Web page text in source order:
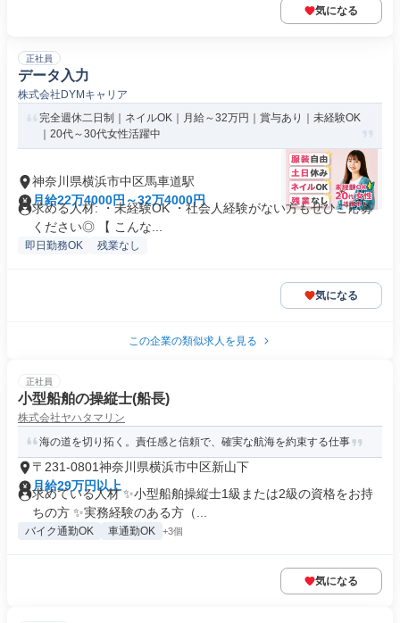
気になる
正社員
データ入力
株式会社DYMキャリア
完全週休二日制｜ネイルOK｜月給～32万円｜賞与あり｜未経験OK
｜20代～30代女性活躍中
神奈川県横浜市中区馬車道駅
月給22万4000円～32万4000円
求める人材: ・未経験OK ・社会人経験がない方もぜひご応募
ください◎ 【 こんな...
即日勤務OK 残業なし
気になる
この企業の類似求人を見る
正社員
小型船舶の操縦士(船長)
株式会社ヤハタマリン
海の道を切り拓く。責任感と信頼で、確実な航海を約束する仕事
〒231-0801神奈川県横浜市中区新山下
月給29万円以上
求めている人材 ✨小型船舶操縦士1級または2級の資格をお持
ちの方 ✨実務経験のある方（...
バイク通勤OK 車通勤OK +3個
気になる